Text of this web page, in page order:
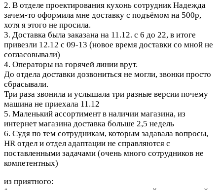
2. В отделе проектирования кухонь сотрудник Надежда
зачем-то оформила мне доставку с подъёмом на 500р,
хотя я этого не просила.
3. Доставка была заказана на 11.12. с 6 до 22, в итоге
привезли 12.12 с 09-13 (новое время доставки со мной не
согласовывали)
4. Операторы на горячей линии врут.
До отдела доставки дозвониться не могли, звонки просто
сбрасывали.
Три раза звонила и услышала три разные версии почему
машина не приехала 11.12
5. Маленький ассортимент в наличии магазина, из
интернет магазина доставка больше 2,5 недель
6. Судя по тем сотрудникам, которым задавала вопросы,
HR отдел и отдел адаптации не справляются с
поставленными задачами (очень много сотрудников не
компетентных)
из приятного: